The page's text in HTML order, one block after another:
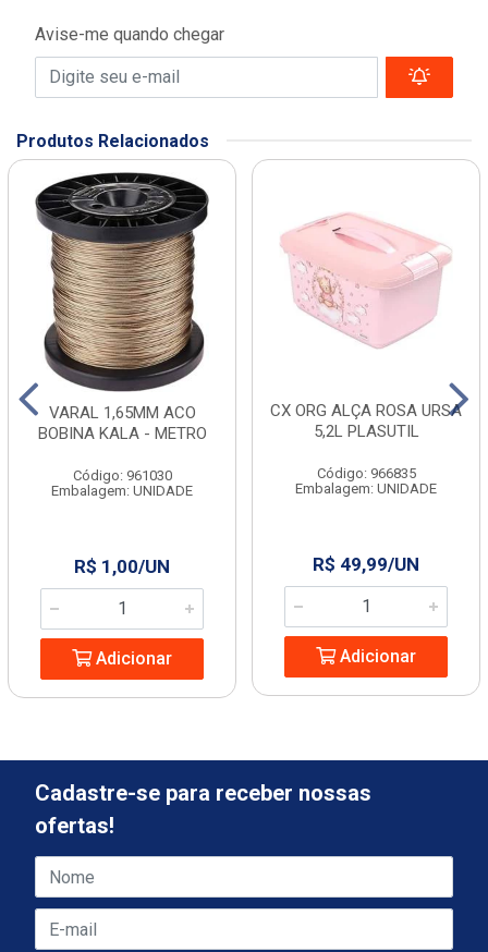
Avise-me quando chegar
Produtos Relacionados
VARAL 1,65MM ACO
BOBINA KALA - METRO
Código: 961030
Embalagem: UNIDADE
R$ 1,00/UN
Adicionar
CX ORG ALÇA ROSA URSA
5,2L PLASUTIL
Código: 966835
Embalagem: UNIDADE
R$ 49,99/UN
Adicionar
Cadastre-se para receber nossas
ofertas!